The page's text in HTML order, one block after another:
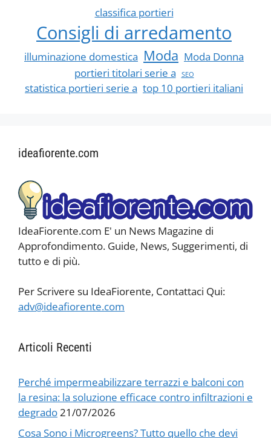
classifica portieri
Consigli di arredamento
illuminazione domestica Moda Moda Donna
portieri titolari serie a
SEO
statistica portieri serie a top 10 portieri italiani
ideafiorente.com
IdeaFiorente.com E' un News Magazine di
Approfondimento. Guide, News, Suggerimenti, di
tutto e di più.
Per Scrivere su IdeaFiorente, Contattaci Qui:
adv@ideafiorente.com
Articoli Recenti
Perché impermeabilizzare terrazzi e balconi con
la resina: la soluzione efficace contro infiltrazioni e
degrado21/07/2026
Cosa Sono i Microgreens? Tutto quello che devi